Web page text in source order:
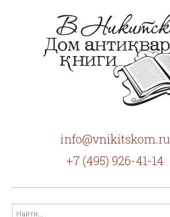
info@vnikitskom.ru
+7 (495) 926-41-14